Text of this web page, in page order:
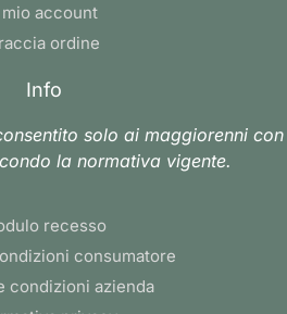
mio account
ordine
Info
solo ai maggiorenni con
la normativa vigente.
recesso
consumatore
condizioni azienda